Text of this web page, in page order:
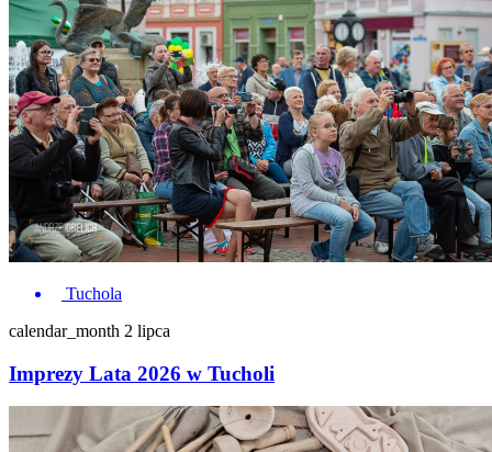
Tuchola
calendar_month 2 lipca
Imprezy Lata 2026 w Tucholi